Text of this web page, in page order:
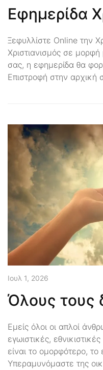
Εφημερίδα
Ξεφυλλίστε Online την
Χριστιανισμός σε
σας, η εφημερίδα θα
Επιστροφή στην αρχική
Ιουλ 1, 2026
Όλους τους
Εμείς όλοι οι απλοί
εγωιστικές,
είναι το ομορφότερο,
Υπεραμυνόμαστε της